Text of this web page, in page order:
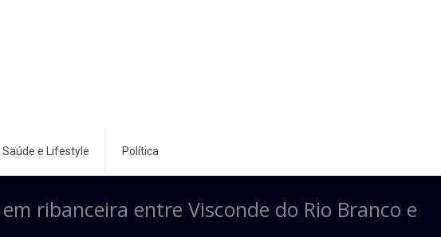
Saúde e Lifestyle Política
ribanceira entre Visconde do Rio Branco e